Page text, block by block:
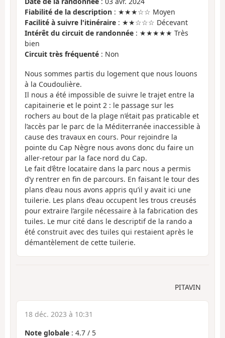
Fiabilité de la description : ★★★☆☆ Moyen
Facilité à suivre l'itinéraire : ★★☆☆☆ Décevant
Intérêt du circuit de randonnée : ★★★★★ Très
bien
Circuit très fréquenté : Non
Nous sommes partis du logement que nous louons
à la Coudoulière.
Il nous a été impossible de suivre le trajet entre la
capitainerie et le point 2 : le passage sur les
rochers au bout de la plage n’était pas praticable et
l’accès par le parc de la Méditerranée inaccessible à
cause des travaux en cours. Pour rejoindre la
pointe du Cap Nègre nous avons donc du faire un
aller-retour par la face nord du Cap.
Le fait d’être locataire dans la parc nous a permis
d’y rentrer en fin de parcours. En faisant le tour des
plans d’eau nous avons appris qu’il y avait ici une
tuilerie. Les plans d’eau occupent les trous creusés
pour extraire l’argile nécessaire à la fabrication des
tuiles. Le mur cité dans le descriptif de la rando a
été construit avec des tuiles qui restaient après le
démantèlement de cette tuilerie.
PITAVIN
18 déc. 2023 à 10:31
Note globale : 4.7 / 5